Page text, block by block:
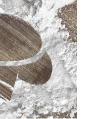
ricerca di
nostro lavoro. E
ma di evolverci
di accumulare